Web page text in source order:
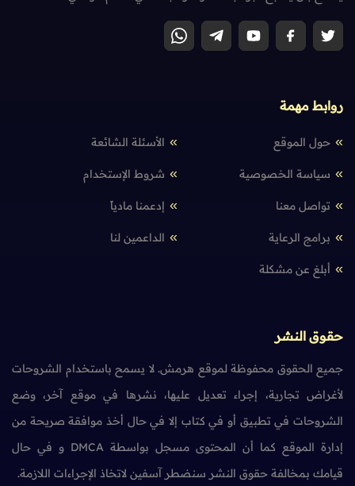
روابط مهمة
حول الموقع الأسئلة الشائعة
سياسة الخصوصية شروط الإستخدام
تواصل معنا إدعمنا مادياً
برامج الرعاية الداعمين لنا
أبلغ عن مشكلة
حقوق النشر
جميع الحقوق محفوظة لموقع هرمش. لا يسمح باستخدام الشروحات
لأغراض تجارية، إجراء تعديل عليها، نشرها في موقع آخر، وضع
الشروحات في تطبيق أو في كتاب إلا في حال أخذ موافقة صريحة من
إدارة الموقع كما أن المحتوى مسجل بواسطة DMCA و في حال
قيامك بمخالفة حقوق النشر سنضطر آسفين لاتخاذ الإجراءات اللازمة.